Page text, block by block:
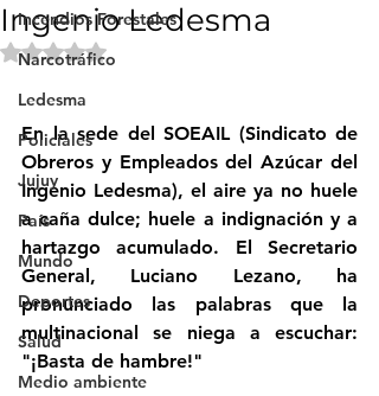
Incendios Forestales
Narcotráfico
Ledesma
Policiales
Jujuy
País
Mundo
Deportes
Salud
Medio ambiente
Ingenio Ledesma
Obtuvo NaN de 5 estrellas.
En la sede del SOEAIL (Sindicato de
Obreros y Empleados del Azúcar del
Ingenio Ledesma), el aire ya no huele
a caña dulce; huele a indignación y a
hartazgo acumulado. El Secretario
General, Luciano Lezano, ha
pronunciado las palabras que la
multinacional se niega a escuchar:
"¡Basta de hambre!"